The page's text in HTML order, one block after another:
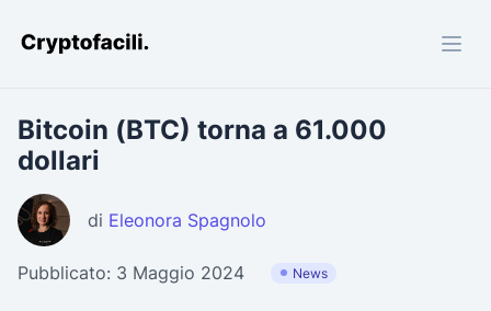
Cryptofacili.com
Bitcoin (BTC) torna a 61.000
dollari
di Eleonora Spagnolo
Pubblicato: 3 Maggio 2024 News